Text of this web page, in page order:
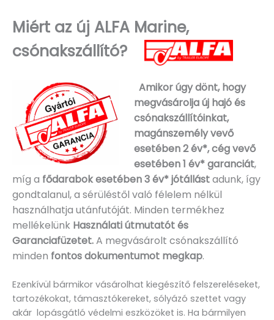
Miért az új ALFA Marine,
csónakszállító?
Amikor úgy dönt, hogy
megvásárolja új hajó és
csónakszállítóinkat,
magánszemély vevő
esetében 2 év*, cég vevő
esetében 1 év* garanciát,
míg a fődarabok esetében 3 év* jótállástadunk, így
gondtalanul, a sérüléstől való félelem nélkül
használhatja utánfutóját. Minden termékhez
mellékelünk Használati útmutatót és
Garanciafüzetet.A megvásárolt csónakszállító
minden fontos dokumentumot megkap.
Ezenkívül bármikor vásárolhat kiegészítő felszereléseket,
tartozékokat, támasztókereket, sólyázó szettet vagy
akár lopásgátló védelmi eszközöket is. Ha bármilyen